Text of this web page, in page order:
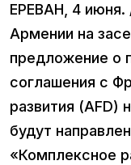
ЕРЕВАН, 4 июня.
Армении на
предложение о
соглашения с
развития (AFD)
будут
«Комплексное